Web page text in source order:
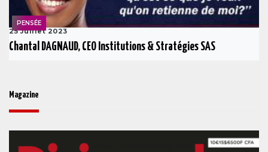
PENSÉE
25 Juillet 2023
Chantal DAGNAUD, CEO Institutions & Stratégies SAS
Magazine